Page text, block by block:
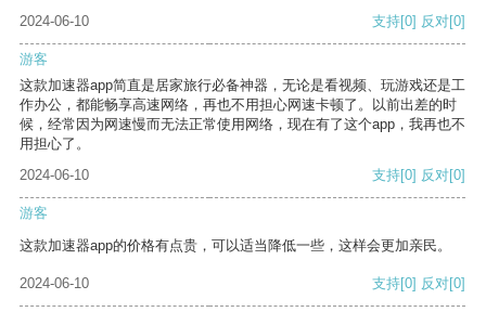
2024-06-10
支持[0] 反对[0]
游客
这款加速器app简直是居家旅行必备神器，无论是看视频、玩游戏还是工
作办公，都能畅享高速网络，再也不用担心网速卡顿了。以前出差的时
候，经常因为网速慢而无法正常使用网络，现在有了这个app，我再也不
用担心了。
2024-06-10
支持[0] 反对[0]
游客
这款加速器app的价格有点贵，可以适当降低一些，这样会更加亲民。
2024-06-10 支持[0] 反对[0]